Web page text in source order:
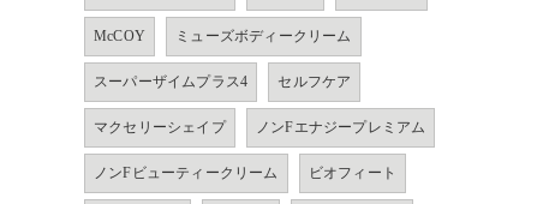
McCOY ミューズボディークリーム
スーパーザイムプラス4 セルフケア
マクセリーシェイプ ノンFエナジープレミアム
ノンFビューティークリーム ビオフィート